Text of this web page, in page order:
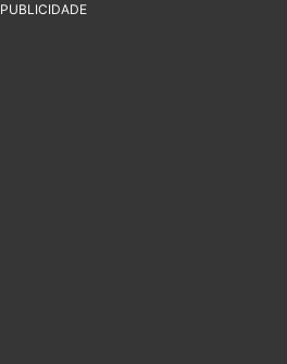
PUBLICIDADE